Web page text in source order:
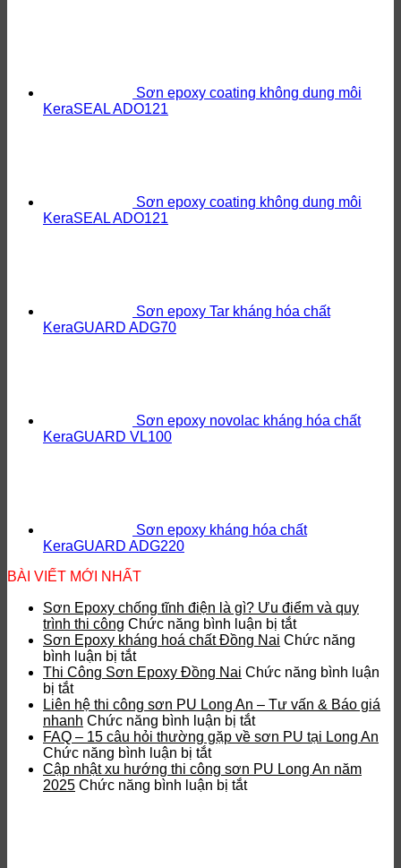
Sơn epoxy coating không dung môi
KeraSEAL ADO121
Sơn epoxy coating không dung môi
KeraSEAL ADO121
Sơn epoxy Tar kháng hóa chất
KeraGUARD ADG70
Sơn epoxy novolac kháng hóa chất
KeraGUARD VL100
Sơn epoxy kháng hóa chất
KeraGUARD ADG220
BÀI VIẾT MỚI NHẤT
Sơn Epoxy chống tĩnh điện là gì? Ưu điểm và quy
trình thi công Chức năng bình luận bị tắtở
Sơn
chống
điện
gì?
điểm
Sơn Epoxy kháng hoá chất Đồng Nai Chức năng
bình luận bị tắtở
Sơn
kháng
hoá
chất
Đồng
Nai
Thi Công Sơn Epoxy Đồng Nai Chức năng bình luận
bị tắtở
Thi
Công
Sơn
Epoxy
Đồng
Nai
Liên hệ thi công sơn PU Long An – Tư vấn & Báo giá
nhanh Chức năng bình luận bị tắtở
Liên
thi
FAQ – 15 câu hỏi thường gặp về sơn PU tại Long An
Chức năng bình luận bị tắtở
FAQ
–
Cập nhật xu hướng thi công sơn PU Long An năm
2025 Chức năng bình luận bị tắtở